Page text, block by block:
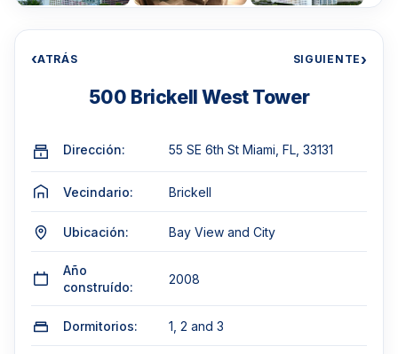
‹ATRÁS SIGUIENTE›
500 Brickell West Tower
Dirección: 55 SE 6th St Miami, FL, 33131
Vecindario: Brickell
Ubicación: Bay View and City
Año
construído:
2008
Dormitorios: 1, 2 and 3